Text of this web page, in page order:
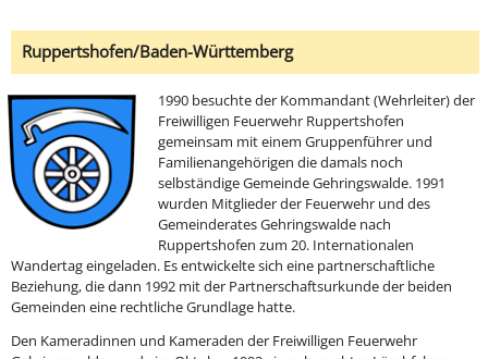
Ruppertshofen/Baden-Württemberg
1990 besuchte der Kommandant (Wehrleiter) der
Freiwilligen Feuerwehr Ruppertshofen
gemeinsam mit einem Gruppenführer und
Familienangehörigen die damals noch
selbständige Gemeinde Gehringswalde. 1991
wurden Mitglieder der Feuerwehr und des
Gemeinderates Gehringswalde nach
Ruppertshofen zum 20. Internationalen
Wandertag eingeladen. Es entwickelte sich eine partnerschaftliche
Beziehung, die dann 1992 mit der Partnerschaftsurkunde der beiden
Gemeinden eine rechtliche Grundlage hatte.
Den Kameradinnen und Kameraden der Freiwilligen Feuerwehr